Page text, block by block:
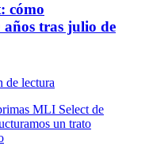
cómo
tras julio de
de lectura
MLI Select de
un trato